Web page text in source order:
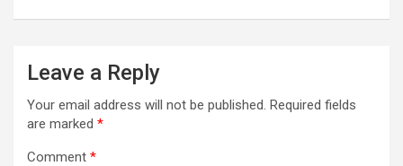
Leave a Reply
Your email address will not be published. Required fields
are marked *
Comment *